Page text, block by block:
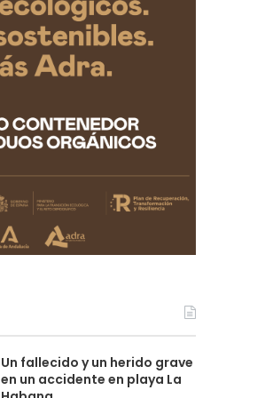
Un fallecido y un herido grave
en un accidente en playa La